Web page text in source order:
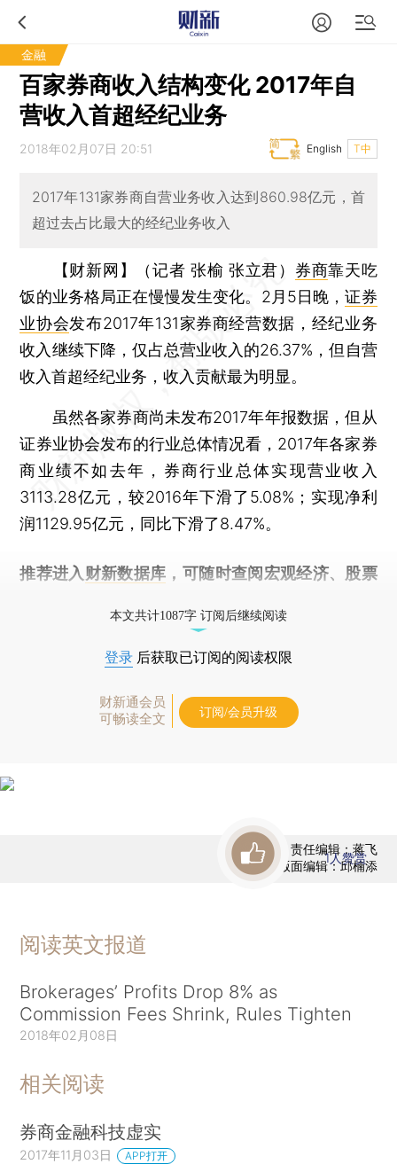
金融
百家券商收入结构变化 2017年自
营收入首超经纪业务
2018年02月07日 20:51 T中
English
2017年131家券商自营业务收入达到860.98亿元，首
超过去占比最大的经纪业务收入
【财新网】（记者 张榆 张立君） 券商靠天吃
饭的业务格局正在慢慢发生变化。2月5日晚，证券
业协会发布2017年131家券商经营数据，经纪业务
收入继续下降，仅占总营业收入的26.37%，但自营
收入首超经纪业务，收入贡献最为明显。
虽然各家券商尚未发布2017年年报数据，但从
证券业协会发布的行业总体情况看，2017年各家券
商业绩不如去年，券商行业总体实现营业收入
3113.28亿元，较2016年下滑了5.08%；实现净利
润1129.95亿元，同比下滑了8.47%。
推荐进入 财新数据库 ，可随时查阅宏观经济、股票
本文共计1087字 订阅后继续阅读
登录 后获取已订阅的阅读权限
财新通会员
可畅读全文
订阅/会员升级
责任编辑：蒋飞
版面编辑：邱楠添
1人赞赏
阅读英文报道
Brokerages’ Profits Drop 8% as
Commission Fees Shrink, Rules Tighten
2018年02月08日
相关阅读
券商金融科技虚实
2017年11月03日 APP打开